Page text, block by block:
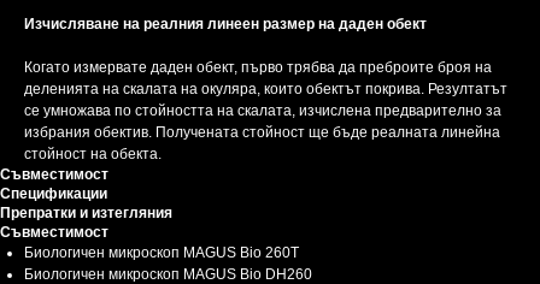
Изчисляване на реалния линеен размер на даден обект
Когато измервате даден обект, първо трябва да преброите броя на
деленията на скалата на окуляра, които обектът покрива. Резултатът
се умножава по стойността на скалата, изчислена предварително за
избрания обектив. Получената стойност ще бъде реалната линейна
стойност на обекта.
Съвместимост
Спецификации
Препратки и изтегляния
Съвместимост
Биологичен микроскоп MAGUS Bio 260T
Биологичен микроскоп MAGUS Bio DH260